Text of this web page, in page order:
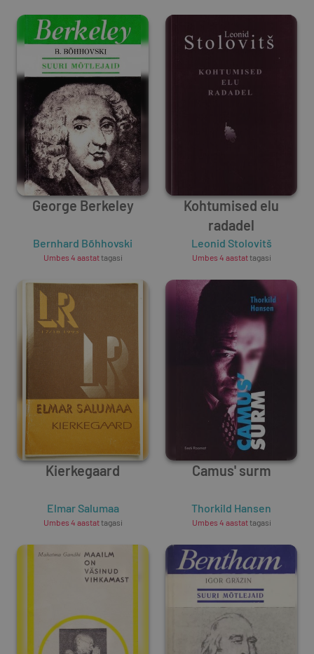
George Berkeley
Bernhard Bõhhovski
Umbes 4 aastattagasi
Kohtumised elu
radadel
Leonid Stolovitš
Umbes 4 aastattagasi
Kierkegaard
Elmar Salumaa
Umbes 4 aastattagasi
Camus' surm
Thorkild Hansen
Umbes 4 aastattagasi